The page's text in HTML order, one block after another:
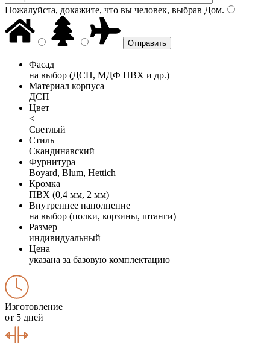
Пожалуйста, докажите, что вы человек, выбрав Дом.
Фасад
на выбор (ДСП, МДФ ПВХ и др.)
Материал корпуса
ДСП
Цвет
<
Светлый
Стиль
Скандинавский
Фурнитура
Boyard, Blum, Hettich
Кромка
ПВХ (0,4 мм, 2 мм)
Внутреннее наполнение
на выбор (полки, корзины, штанги)
Размер
индивидуальный
Цена
указана за базовую комплектацию
Изготовление
от 5 дней